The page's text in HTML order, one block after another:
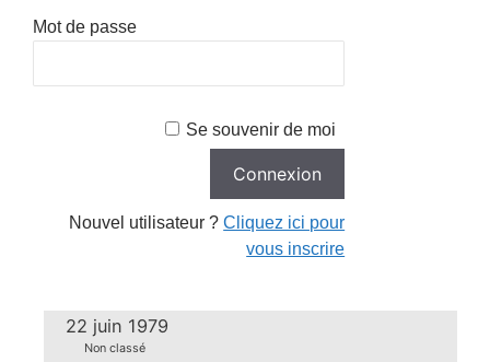
Mot de passe
Se souvenir de moi
Nouvel utilisateur ?Cliquez ici pour
vous inscrire
22 juin 1979
Non classé